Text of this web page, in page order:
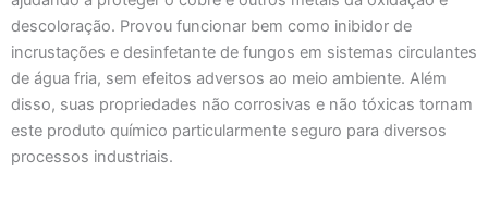
descoloração. Provou funcionar bem como inibidor de
incrustações e desinfetante de fungos em sistemas circulantes
de água fria, sem efeitos adversos ao meio ambiente. Além
disso, suas propriedades não corrosivas e não tóxicas tornam
este produto químico particularmente seguro para diversos
processos industriais.